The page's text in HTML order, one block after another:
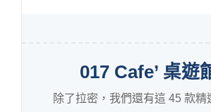
017 Cafe’ 桌遊
除了拉密，我們還有這 45 款精